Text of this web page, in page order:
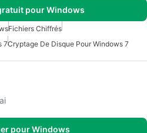
pour Windows
Fichiers Chiffrés
7Cryptage De Disque Pour Windows 7
pour Windows